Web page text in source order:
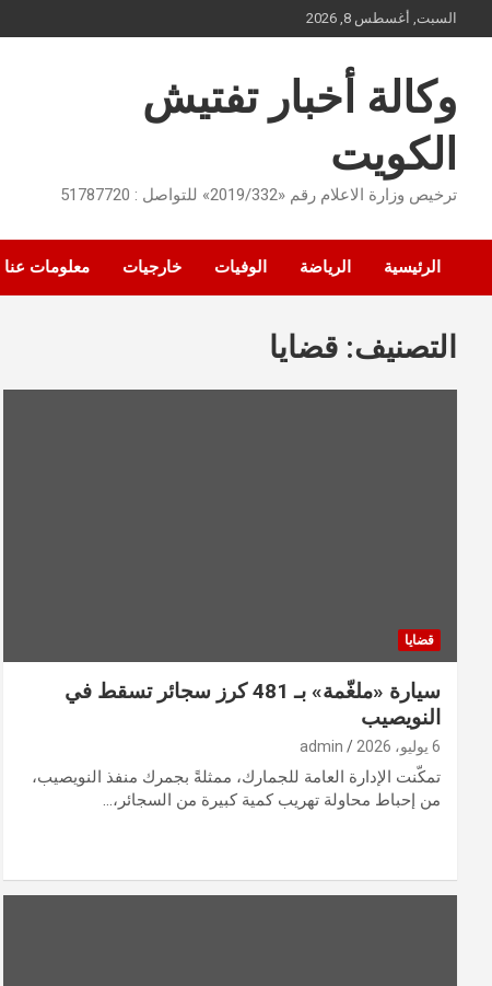
to
السبت, أغسطس 8, 2026
وكالة أخبار تفتيش
الكويت
ترخيص وزارة الاعلام رقم «2019/332» للتواصل : 51787720
الرئيسية الرياضة الوفيات خارجيات معلومات عنا
التصنيف: قضايا
قضايا
سيارة «ملغّمة» بـ 481 كرز سجائر تسقط في
النويصيب
6 يوليو، 2026 admin
تمكّنت الإدارة العامة للجمارك، ممثلةً بجمرك منفذ النويصيب،
من إحباط محاولة تهريب كمية كبيرة من السجائر،…